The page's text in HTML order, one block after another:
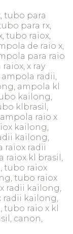
tubo para
para rx,
tubo raiox,
de raio x,
para raio
x ray
ampola radii,
ampola kl
kailong,
klbrasil,
raio x
kailong,
kailong,
raiox radii
raiox kl brasil,
tubo raiox
tubo raiox
radii kailong,
radii kailong,
tubo raio x kl
canon,